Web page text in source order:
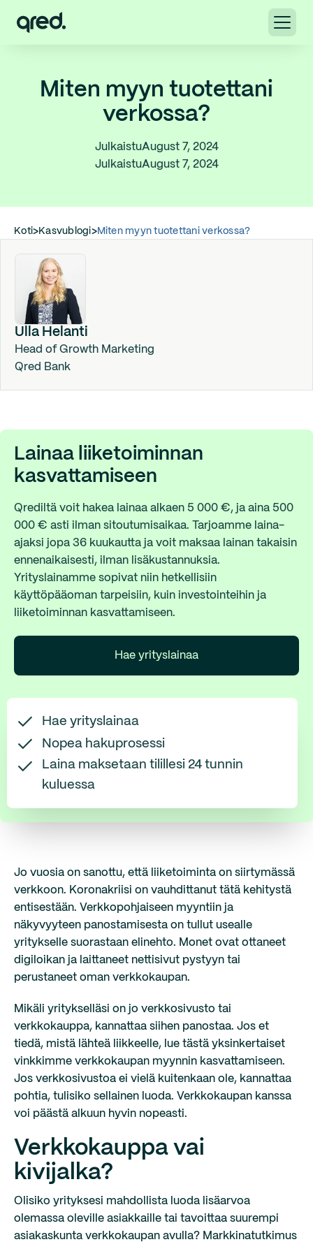
Miten myyn tuotettani
verkossa?
JulkaistuAugust 7, 2024
JulkaistuAugust 7, 2024
Koti>Kasvublogi>Miten myyn tuotettani verkossa?
Ulla Helanti
Head of Growth Marketing
Qred Bank
Lainaa liiketoiminnan
kasvattamiseen
Qrediltä voit hakea lainaa alkaen 5 000 €, ja aina 500
000 € asti ilman sitoutumisaikaa. Tarjoamme laina-
ajaksi jopa 36 kuukautta ja voit maksaa lainan takaisin
ennenaikaisesti, ilman lisäkustannuksia.
Yrityslainamme sopivat niin hetkellisiin
käyttöpääoman tarpeisiin, kuin investointeihin ja
liiketoiminnan kasvattamiseen.
Hae yrityslainaa
Hae yrityslainaa
Nopea hakuprosessi
Laina maksetaan tilillesi 24 tunnin
kuluessa
Jo vuosia on sanottu, että liiketoiminta on siirtymässä
verkkoon. Koronakriisi on vauhdittanut tätä kehitystä
entisestään. Verkkopohjaiseen myyntiin ja
näkyvyyteen panostamisesta on tullut usealle
yritykselle suorastaan elinehto. Monet ovat ottaneet
digiloikan ja laittaneet nettisivut pystyyn tai
perustaneet oman verkkokaupan.
Mikäli yritykselläsi on jo verkkosivusto tai
verkkokauppa, kannattaa siihen panostaa. Jos et
tiedä, mistä lähteä liikkeelle, lue tästä yksinkertaiset
vinkkimme verkkokaupan myynnin kasvattamiseen.
Jos verkkosivustoa ei vielä kuitenkaan ole, kannattaa
pohtia, tulisiko sellainen luoda. Verkkokaupan kanssa
voi päästä alkuun hyvin nopeasti.
Verkkokauppa vai
kivijalka?
Olisiko yrityksesi mahdollista luoda lisäarvoa
olemassa oleville asiakkaille tai tavoittaa suurempi
asiakaskunta verkkokaupan avulla? Markkinatutkimus